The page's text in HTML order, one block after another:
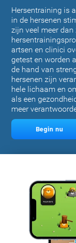
Hersentraining is
in de hersenen
zijn veel meer
artsen en clinici
getest en worden
de hand van
hersenen zijn
hele lichaam en
als een
meer
Begin nu